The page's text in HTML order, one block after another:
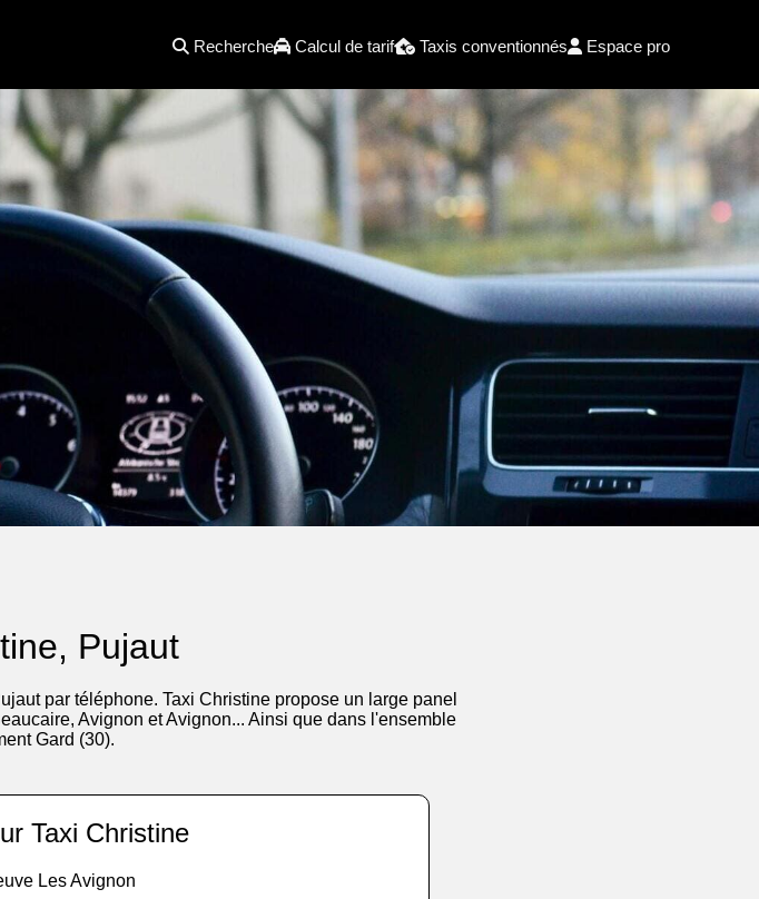
Recherche Calcul de tarif Taxis conventionnés Espace pro
Pujaut
par téléphone. Taxi Christine propose un large panel
Avignon et Avignon... Ainsi que dans l'ensemble
Gard (30).
Taxi Christine
Les Avignon